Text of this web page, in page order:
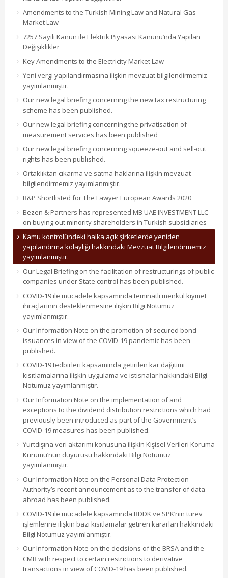
Amendments to the Turkish Mining Law and Natural Gas
Market Law
7257 Sayılı Kanun ile Elektrik Piyasası Kanunu’nda Yapılan
Değişiklikler
Key Amendments to the Electricity Market Law
Yeni vergi yapılandırmasına ilişkin mevzuat bilgilendirmemiz
yayımlanmıştır.
Our new legal briefing concerning the new tax restructuring
scheme has been published.
Our new legal briefing concerning the privatisation of
measurement services has been published
Our new legal briefing concerning squeeze-out and sell-out
rights has been published.
Ortaklıktan çıkarma ve satma haklarına ilişkin mevzuat
bilgilendirmemiz yayımlanmıştır.
B&P Shortlisted for The Lawyer European Awards 2020
Bezen & Partners has represented MB UAE INVESTMENT LLC
on buying out minority shareholders in Turkish subsidiaries
Kamu kontrolündeki halka açık şirketlerde yeniden
yapılandırma kolaylığı hakkındaki Mevzuat Bilgilendirmemiz
yayımlanmıştır.
Our Legal Briefing on the facilitation of restructurings of public
companies under State control has been published.
COVID-19 ile mücadele kapsamında teminatlı menkul kıymet
ihraçlarının desteklenmesine ilişkin Bilgi Notumuz
yayımlanmıştır.
Our Information Note on the promotion of secured bond
issuances in view of the COVID-19 pandemic has been
published.
COVID-19 tedbirleri kapsamında getirilen kar dağıtımı
kısıtlamalarına ilişkin uygulama ve istisnalar hakkındaki Bilgi
Notumuz yayımlanmıştır.
Our Information Note on the implementation of and
exceptions to the dividend distribution restrictions which had
previously been introduced as part of the Government’s
COVID-19 measures has been published.
Yurtdışına veri aktarımı konusuna ilişkin Kişisel Verileri Koruma
Kurumu’nun duyurusu hakkındaki Bilgi Notumuz
yayımlanmıştır.
Our Information Note on the Personal Data Protection
Authority’s recent announcement as to the transfer of data
abroad has been published.
COVID-19 ile mücadele kapsamında BDDK ve SPK’nın türev
işlemlerine ilişkin bazı kısıtlamalar getiren kararları hakkındaki
Bilgi Notumuz yayımlanmıştır.
Our Information Note on the decisions of the BRSA and the
CMB with respect to certain restrictions to derivative
transactions in view of COVID-19 has been published.